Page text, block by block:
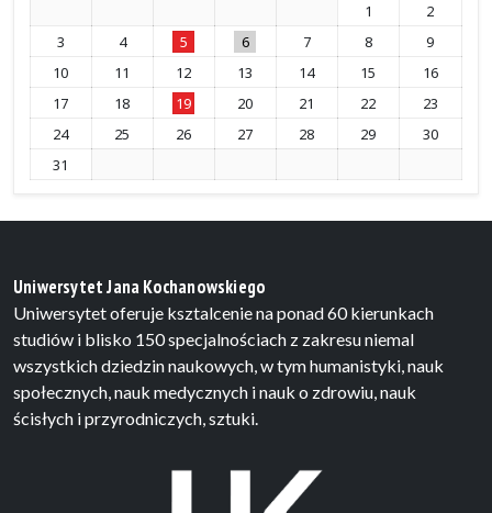
1
2
3
4 5 6 7 8
9
10
11 12 13 14 15
16
17
18 19 20 21 22
23
24
25 26 27 28 29
30
31
Uniwersytet Jana Kochanowskiego
Uniwersytet oferuje ksztalcenie na ponad 60 kierunkach
studiów i blisko 150 specjalnościach z zakresu niemal
wszystkich dziedzin naukowych, w tym humanistyki, nauk
społecznych, nauk medycznych i nauk o zdrowiu, nauk
ścisłych i przyrodniczych, sztuki.